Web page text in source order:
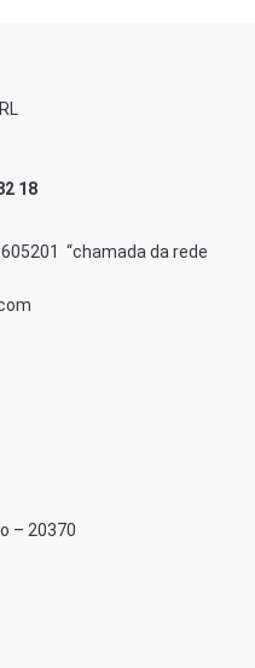
18
“chamada da rede
– 20370